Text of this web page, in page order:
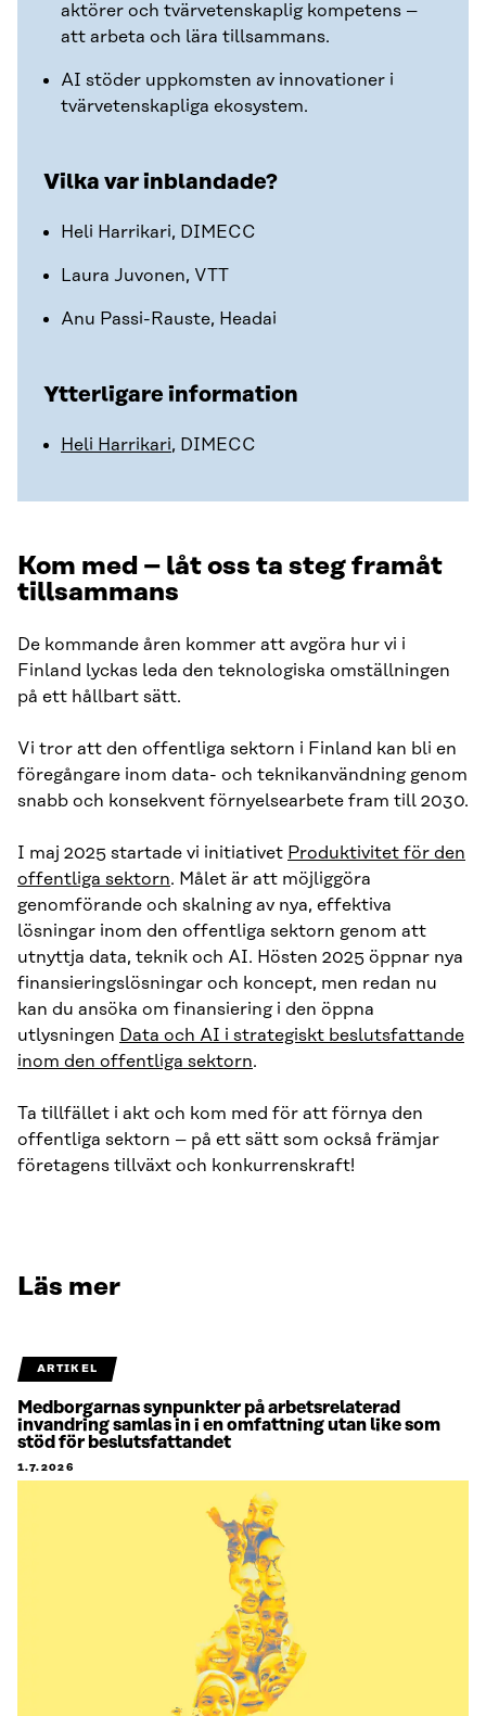
aktörer och tvärvetenskaplig kompetens –
att arbeta och lära tillsammans.
AI stöder uppkomsten av innovationer i
tvärvetenskapliga ekosystem.
Vilka var inblandade?
Heli Harrikari, DIMECC
Laura Juvonen, VTT
Anu Passi-Rauste, Headai
Ytterligare information
Heli Harrikari, DIMECC
Kom med – låt oss ta steg framåt
tillsammans
De kommande åren kommer att avgöra hur vi i
Finland lyckas leda den teknologiska omställningen
på ett hållbart sätt.
Vi tror att den offentliga sektorn i Finland kan bli en
föregångare inom data- och teknikanvändning genom
snabb och konsekvent förnyelsearbete fram till 2030.
I maj 2025 startade vi initiativet Produktivitet för den
offentliga sektorn. Målet är att möjliggöra
genomförande och skalning av nya, effektiva
lösningar inom den offentliga sektorn genom att
utnyttja data, teknik och AI. Hösten 2025 öppnar nya
finansieringslösningar och koncept, men redan nu
kan du ansöka om finansiering i den öppna
utlysningen Data och AI i strategiskt beslutsfattande
inom den offentliga sektorn.
Ta tillfället i akt och kom med för att förnya den
offentliga sektorn – på ett sätt som också främjar
företagens tillväxt och konkurrenskraft!
Läs mer
ARTIKEL
Medborgarnas synpunkter på arbetsrelaterad
invandring samlas in i en omfattning utan like som
stöd för beslutsfattandet
1.7.2026